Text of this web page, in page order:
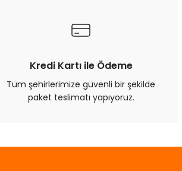
Kredi Kartı ile Ödeme
Tüm şehirlerimize güvenli bir şekilde
paket teslimatı yapıyoruz.